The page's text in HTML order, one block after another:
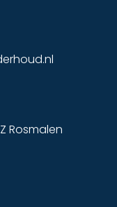
Rosmalen